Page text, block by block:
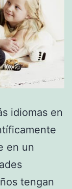
idiomas en
en un
tengan